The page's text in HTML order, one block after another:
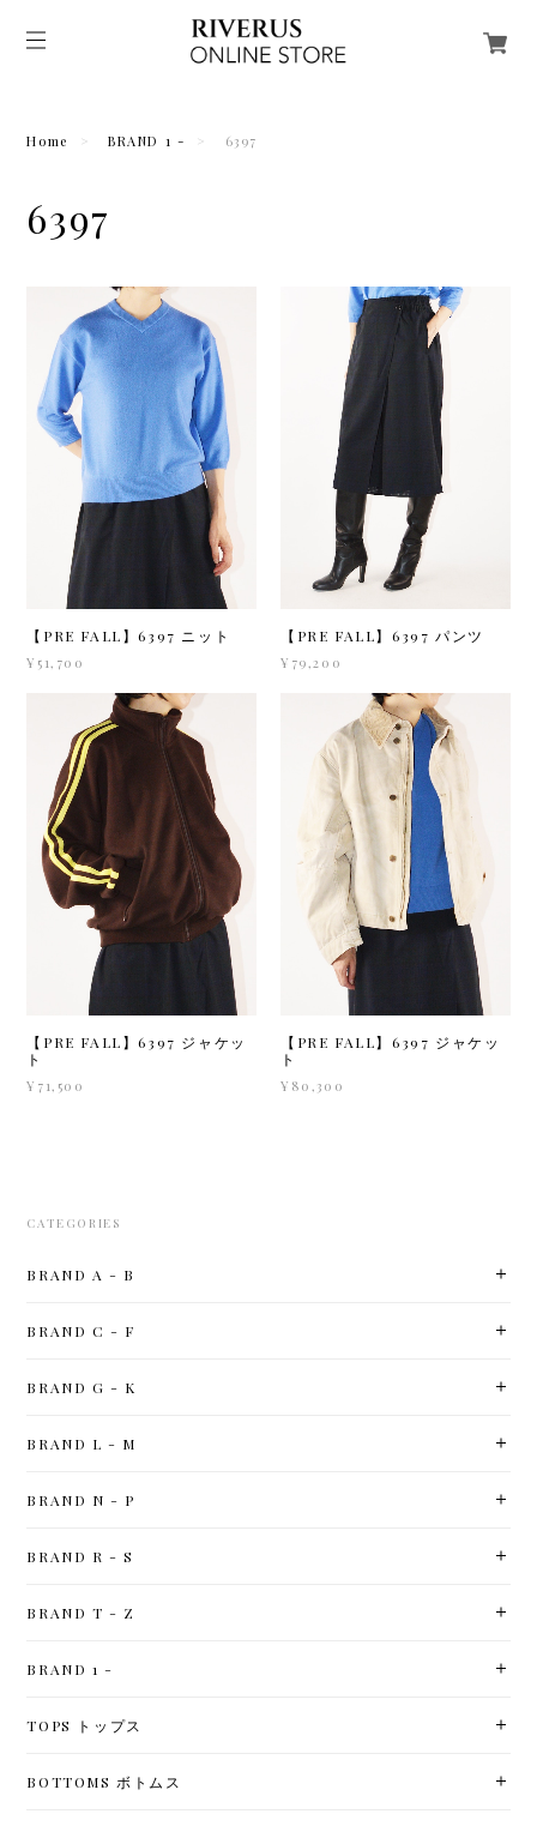
Home BRAND 1 - 6397
6397
【PRE FALL】6397 ニット
¥51,700
【PRE FALL】6397 パンツ
¥79,200
【PRE FALL】6397 ジャケッ
ト
¥71,500
【PRE FALL】6397 ジャケッ
ト
¥80,300
CATEGORIES
BRAND A - B
BRAND C - F
BRAND G - K
BRAND L - M
BRAND N - P
BRAND R - S
BRAND T - Z
BRAND 1 -
TOPS トップス
BOTTOMS ボトムス